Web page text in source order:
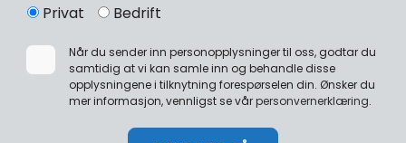
Privat Bedrift
Når du sender inn personopplysninger til oss, godtar du
samtidig at vi kan samle inn og behandle disse
opplysningene i tilknytning forespørselen din. Ønsker du
mer informasjon, vennligst se vårpersonvernerklæring.